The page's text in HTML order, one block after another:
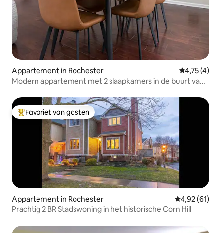
Appartement in Rochester
4,75 (4)
Modern appartement met 2 slaapkamers in de buurt van
Topfavoriet van gasten
Favoriet van gasten
Appartement in Rochester Gemiddelde
4,92 (61)
Prachtig 2 BR Stadswoning in het historische Corn Hill